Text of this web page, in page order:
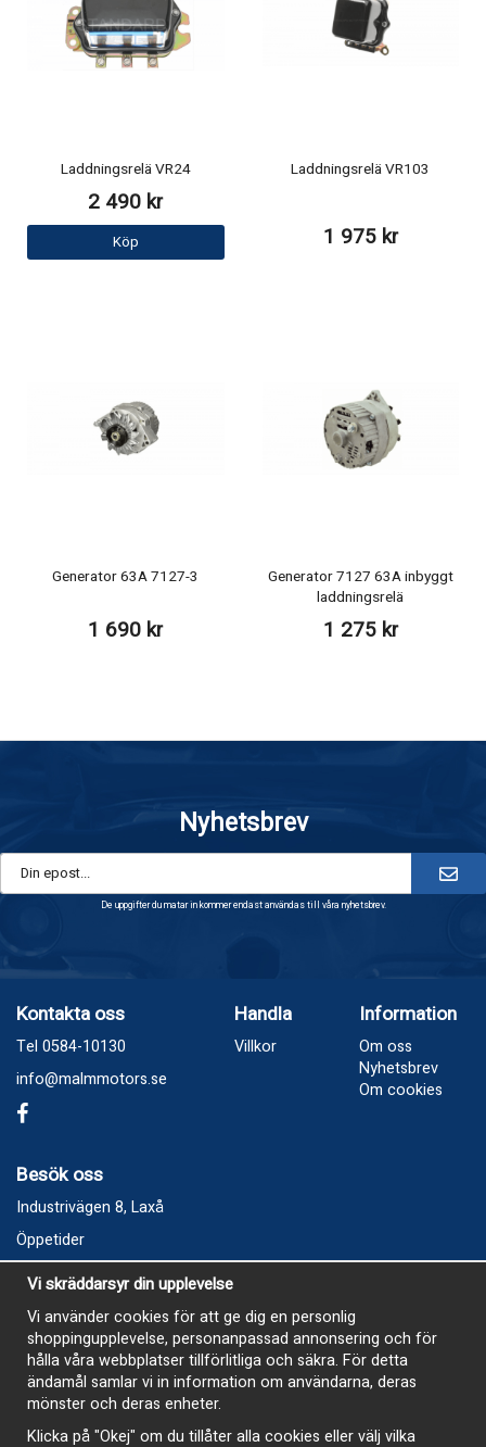
Laddningsrelä VR24
2 490 kr
Köp
Laddningsrelä VR103
1 975 kr
Generator 63A 7127-3
1 690 kr
Generator 7127 63A inbyggt
laddningsrelä
1 275 kr
Nyhetsbrev
De uppgifter du matar in kommer endast användas till våra nyhetsbrev.
Kontakta oss
Tel 0584-10130
info@malmmotors.se
Handla
Villkor
Information
Om oss
Nyhetsbrev
Om cookies
Besök oss
Industrivägen 8, Laxå
Öppetider
Vecka 32
Måndag kl 9-12, kl 13 - 15
Onsdag kl 9-12, kl 13 - 15
Tisdag, Tordag och Fredag stängt
E-Handelsbutiken är öppen och paket skickas hela
sommaren
Vi skräddarsyr din upplevelse
Vi använder cookies för att ge dig en personlig
shoppingupplevelse, personanpassad annonsering och för
hålla våra webbplatser tillförlitliga och säkra. För detta
ändamål samlar vi in information om användarna, deras
mönster och deras enheter.
Klicka på "Okej" om du tillåter alla cookies eller välj vilka